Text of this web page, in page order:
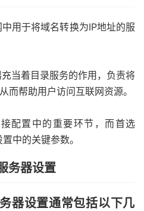
用于将域名转换为IP地址的服
当着目录服务的作用，负责将
而帮助用户访问互联网资源。
配置中的重要环节，而首选
中的关键参数。
务器设置
器设置通常包括以下几